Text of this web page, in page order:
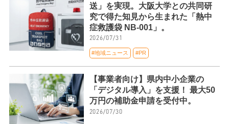
送」を実現。大阪大学との共同研
究で得た知見から生まれた「熱中
症救護袋 NB-001」。
2026/07/31
#地域ニュース #PR
【事業者向け】県内中小企業の
「デジタル導入」を支援！ 最大50
万円の補助金申請を受付中。
2026/07/30